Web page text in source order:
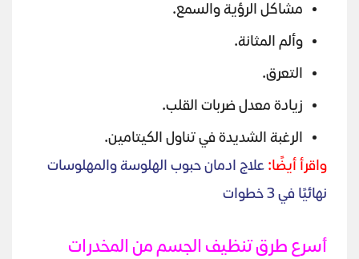
مشاكل الرؤية والسمع.
وألم المثانة.
التعرق.
زيادة معدل ضربات القلب.
الرغبة الشديدة في تناول الكيتامين.
واقرأ أيضًا: علاج ادمان حبوب الهلوسة والمهلوسات
نهائيًا في 3 خطوات
أسرع طرق تنظيف الجسم من المخدرات